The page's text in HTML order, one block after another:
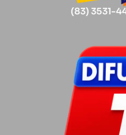
(83) 3531-